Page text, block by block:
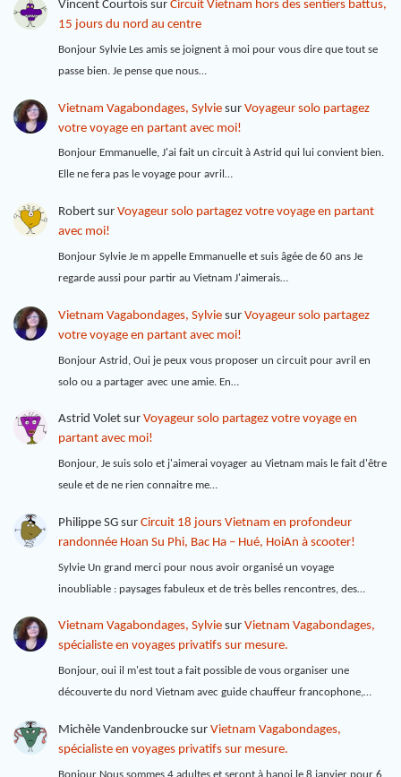
Vincent Courtoissur Circuit Vietnam hors des sentiers battus,
15 jours du nord au centre
Bonjour Sylvie Les amis se joignent à moi pour vous dire que tout se
passe bien. Je pense que nous…
Vietnam Vagabondages, Sylviesur Voyageur solo partagez
votre voyage en partant avec moi!
Bonjour Emmanuelle, J'ai fait un circuit à Astrid qui lui convient bien.
Elle ne fera pas le voyage pour avril…
Robertsur Voyageur solo partagez votre voyage en partant
avec moi!
Bonjour Sylvie Je m appelle Emmanuelle et suis âgée de 60 ans Je
regarde aussi pour partir au Vietnam J'aimerais…
Vietnam Vagabondages, Sylviesur Voyageur solo partagez
votre voyage en partant avec moi!
Bonjour Astrid, Oui je peux vous proposer un circuit pour avril en
solo ou a partager avec une amie. En…
Astrid Voletsur Voyageur solo partagez votre voyage en
partant avec moi!
Bonjour, Je suis solo et j'aimerai voyager au Vietnam mais le fait d'être
seule et de ne rien connaitre me…
Philippe SGsur Circuit 18 jours Vietnam en profondeur
randonnée Hoan Su Phi, Bac Ha – Hué, HoiAn à scooter!
Sylvie Un grand merci pour nous avoir organisé un voyage
inoubliable : paysages fabuleux et de très belles rencontres, des…
Vietnam Vagabondages, Sylviesur Vietnam Vagabondages,
spécialiste en voyages privatifs sur mesure.
Bonjour, oui il m'est tout a fait possible de vous organiser une
découverte du nord Vietnam avec guide chauffeur francophone,…
Michèle Vandenbrouckesur Vietnam Vagabondages,
spécialiste en voyages privatifs sur mesure.
Bonjour Nous sommes 4 adultes et seront à hanoi le 8 janvier pour 6